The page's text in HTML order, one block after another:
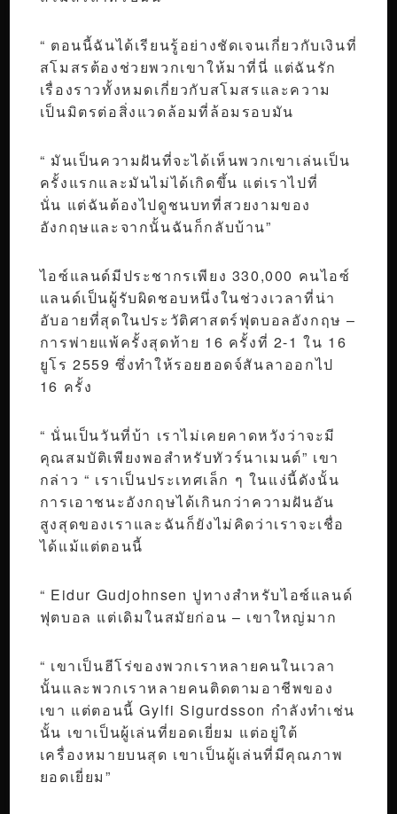
“ ตอนนี้ฉันได้เรียนรู้อย่างชัดเจนเกี่ยวกับเงินที่
สโมสรต้องช่วยพวกเขาให้มาที่นี่ แต่ฉันรัก
เรื่องราวทั้งหมดเกี่ยวกับสโมสรและความ
เป็นมิตรต่อสิ่งแวดล้อมที่ล้อมรอบมัน
“ มันเป็นความฝันที่จะได้เห็นพวกเขาเล่นเป็น
ครั้งแรกและมันไม่ได้เกิดขึ้น แต่เราไปที่
นั่น แต่ฉันต้องไปดูชนบทที่สวยงามของ
อังกฤษและจากนั้นฉันก็กลับบ้าน”
ไอซ์แลนด์มีประชากรเพียง 330,000 คนไอซ์
แลนด์เป็นผู้รับผิดชอบหนึ่งในช่วงเวลาที่น่า
อับอายที่สุดในประวัติศาสตร์ฟุตบอลอังกฤษ –
การพ่ายแพ้ครั้งสุดท้าย 16 ครั้งที่ 2-1 ใน 16
ยูโร 2559 ซึ่งทำให้รอยฮอดจ์สันลาออกไป
16 ครั้ง
“ นั่นเป็นวันที่บ้า เราไม่เคยคาดหวังว่าจะมี
คุณสมบัติเพียงพอสำหรับทัวร์นาเมนต์” เขา
กล่าว “ เราเป็นประเทศเล็ก ๆ ในแง่นี้ดังนั้น
การเอาชนะอังกฤษได้เกินกว่าความฝันอัน
สูงสุดของเราและฉันก็ยังไม่คิดว่าเราจะเชื่อ
ได้แม้แต่ตอนนี้
“ Eidur Gudjohnsen ปูทางสำหรับไอซ์แลนด์
ฟุตบอล แต่เดิมในสมัยก่อน – เขาใหญ่มาก
“ เขาเป็นฮีโร่ของพวกเราหลายคนในเวลา
นั้นและพวกเราหลายคนติดตามอาชีพของ
เขา แต่ตอนนี้ Gylfi Sigurdsson กำลังทำเช่น
นั้น เขาเป็นผู้เล่นที่ยอดเยี่ยม แต่อยู่ใต้
เครื่องหมายบนสุด เขาเป็นผู้เล่นที่มีคุณภาพ
ยอดเยี่ยม”